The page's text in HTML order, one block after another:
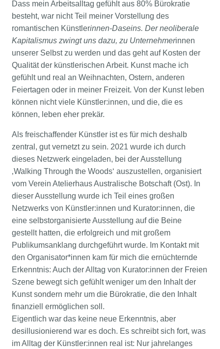
Dass mein Arbeitsalltag gefühlt aus 80% Bürokratie
besteht, war nicht Teil meiner Vorstellung des
romantischen Künstlerinnen-Daseins. Der neoliberale
Kapitalismus zwingt uns dazu, zu Unternehmerinnen
unserer Selbst zu werden und das geht auf Kosten der
Qualität der künstlerischen Arbeit. Kunst mache ich
gefühlt und real an Weihnachten, Ostern, anderen
Feiertagen oder in meiner Freizeit. Von der Kunst leben
können nicht viele Künstler:innen, und die, die es
können, leben eher prekär.
Als freischaffender Künstler ist es für mich deshalb
zentral, gut vernetzt zu sein. 2021 wurde ich durch
dieses Netzwerk eingeladen, bei der Ausstellung
‚Walking Through the Woods‘ auszustellen, organisiert
vom Verein Atelierhaus Australische Botschaft (Ost). In
dieser Ausstellung wurde ich Teil eines großen
Netzwerks von Künstler:innen und Kurator:innen, die
eine selbstorganisierte Ausstellung auf die Beine
gestellt hatten, die erfolgreich und mit großem
Publikumsanklang durchgeführt wurde. Im Kontakt mit
den Organisator*innen kam für mich die ernüchternde
Erkenntnis: Auch der Alltag von Kurator:innen der Freien
Szene bewegt sich gefühlt weniger um den Inhalt der
Kunst sondern mehr um die Bürokratie, die den Inhalt
finanziell ermöglichen soll.
Eigentlich war das keine neue Erkenntnis, aber
desillusionierend war es doch. Es schreibt sich fort, was
im Alltag der Künstler:innen real ist: Nur jahrelanges